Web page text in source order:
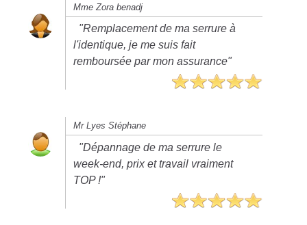
Mme Zora benadj
"Remplacement de ma serrure à
l'identique, je me suis fait
remboursée par mon assurance"
Mr Lyes Stéphane
"Dépannage de ma serrure le
week-end, prix et travail vraiment
TOP !"